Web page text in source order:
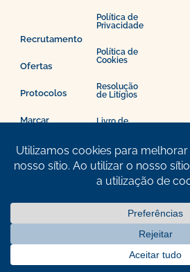
Recrutamento
Ofertas
Protocolos
Marcar
Política de
Privacidade
Política de
Cookies
Resolução
de Litígios
Livro de
Cristal Saúde © 2025. Todos os direitos reservados.